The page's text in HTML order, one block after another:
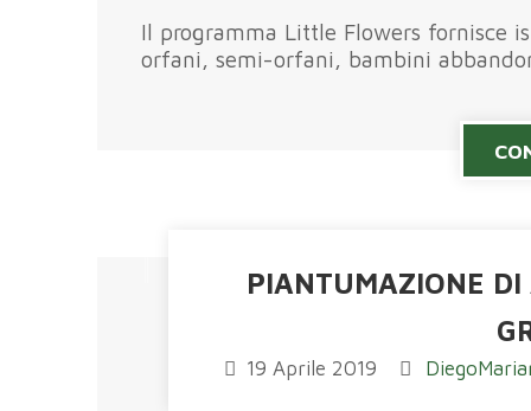
Il programma Little Flowers fornisce
orfani, semi-orfani, bambini
PIANTUMAZIONE
19 Aprile 2019